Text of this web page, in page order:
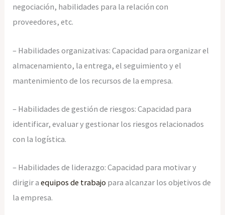
negociación, habilidades para la relación con
proveedores, etc.
– Habilidades organizativas: Capacidad para organizar el
almacenamiento, la entrega, el seguimiento y el
mantenimiento de los recursos de la empresa.
– Habilidades de gestión de riesgos: Capacidad para
identificar, evaluar y gestionar los riesgos relacionados
con la logística.
– Habilidades de liderazgo: Capacidad para motivar y
dirigir aequipos de trabajo para alcanzar los objetivos de
la empresa.